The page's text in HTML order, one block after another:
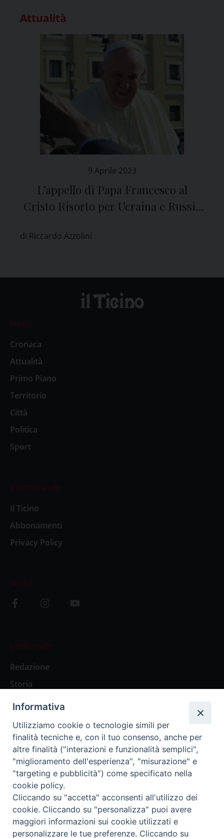
Attualità
9 Aprile 2023
L’appello di Papa Francesco al
Cristo Risorto per Ucraina e Russia
di Riccardo Azzolini
News
Cronaca
Attualità
Primo Piano
Territorio
Città
Politica
Sport
Il settimanale
Il Ticino
Abbonamenti
Privacy Policy
Social
L’editoriale
Redazione
Storia
Abbonamenti
Abbonamento Annuale Digitale
Abbonamento Annuale Cartaceo
Abbonamento Singola Copia Digitale
Informativa
Utilizziamo cookie o tecnologie simili per
finalità tecniche e, con il tuo consenso, anche per
altre finalità ("interazioni e funzionalità semplici",
"miglioramento dell'esperienza", "misurazione" e
"targeting e pubblicità") come specificato nella
cookie policy.
Cliccando su "accetta" acconsenti all'utilizzo dei
cookie. Cliccando su "personalizza" puoi avere
maggiori informazioni sui cookie utilizzati e
personalizzare le tue preferenze. Cliccando su